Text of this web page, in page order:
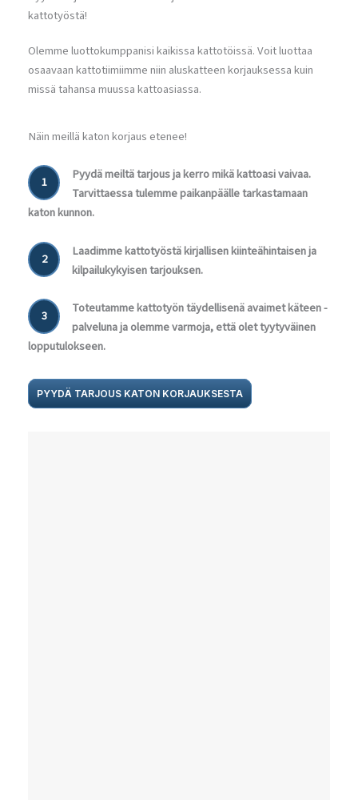
kattotyöstä!
Olemme luottokumppanisi kaikissa kattotöissä. Voit luottaa
osaavaan kattotiimiimme niin aluskatteen korjauksessa kuin
missä tahansa muussa kattoasiassa.
Näin meillä katon korjaus etenee!
1
Pyydä meiltä tarjous ja kerro mikä kattoasi vaivaa.
Tarvittaessa tulemme paikanpäälle tarkastamaan
katon kunnon.
2
Laadimme kattotyöstä kirjallisen kiinteähintaisen ja
kilpailukykyisen tarjouksen.
3
Toteutamme kattotyön täydellisenä avaimet käteen -
palveluna ja olemme varmoja, että olet tyytyväinen
lopputulokseen.
PYYDÄ TARJOUS KATON KORJAUKSESTA